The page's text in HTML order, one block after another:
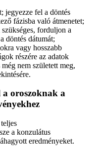
jegyezze fel a döntés
fázisba való átmenetet;
forduljon a
döntés dátumát;
vagy hosszabb
részére az adatok
nem született meg,
oroszoknak a
a konzulátus
eredményeket.